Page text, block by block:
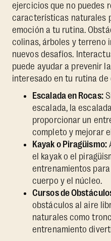
ejercicios que no puedes
características naturales
emoción a tu rutina.
colinas, árboles y terreno
nuevos desafíos.
puede ayudar a prevenir
interesado en tu rutina de
Escalada en Rocas:
escalada, la
proporcionar un
completo y mejorar
Kayak o Piragüismo:
el kayak o el
entrenamientos
cuerpo y el núcleo.
Cursos de
obstáculos al aire
naturales como
entrenamiento